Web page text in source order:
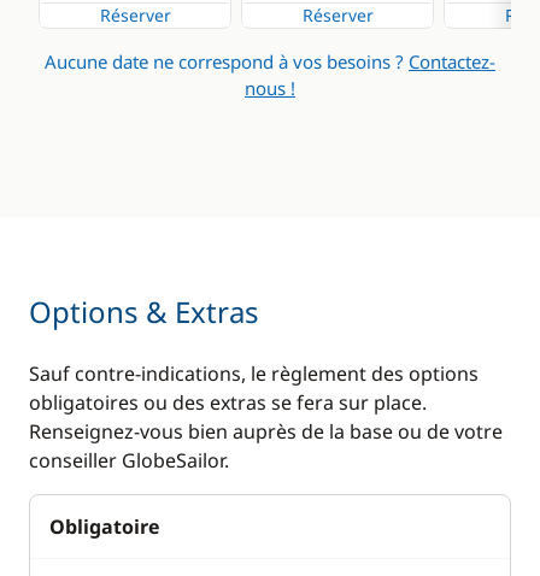
Réfrigérateur
Réserver Réserver
Aucune date ne correspond à vos besoins ? Contactez-
nous !
Options & Extras
Sauf contre-indications, le règlement des options
obligatoires ou des extras se fera sur place.
Renseignez-vous bien auprès de la base ou de votre
conseiller GlobeSailor.
Obligatoire